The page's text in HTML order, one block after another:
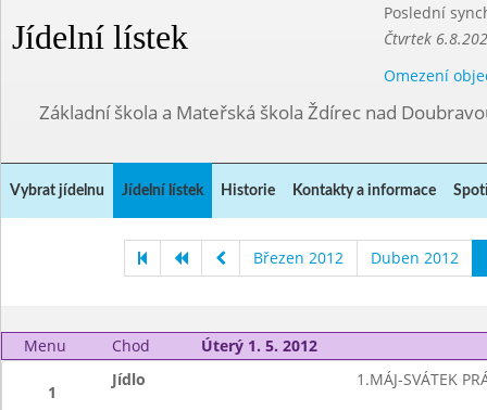
Jídelní lístek
Poslední
Čtvrtek
Omezení
Základní škola a Mateřská škola Ždírec nad
Vybrat jídelnu Jídelní lístek Historie Kontakty a informace
Březen 2012 Duben 2012
Menu Chod Úterý 1. 5. 2012
1
Jídlo 1.MÁJ-SVÁTEK